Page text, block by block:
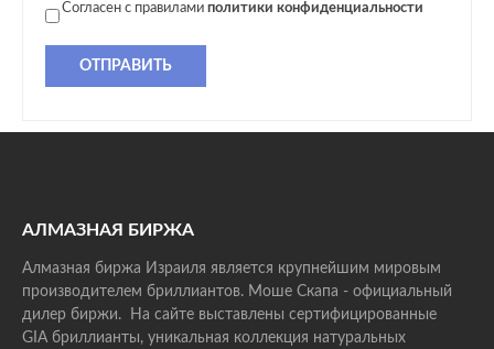
Согласен с правилами политики конфиденциальности
ОТПРАВИТЬ
АЛМАЗНАЯ БИРЖА
Алмазная биржа Израиля является крупнейшим мировым
производителем бриллиантов. Моше Скапа - официальный
дилер биржи. На сайте выставлены сертифицированные
GIA бриллианты, уникальная коллекция натуральных